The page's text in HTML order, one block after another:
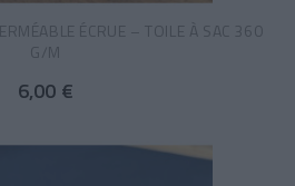
ÉCRUE – TOILE À SAC 360
G/M
6,00 €